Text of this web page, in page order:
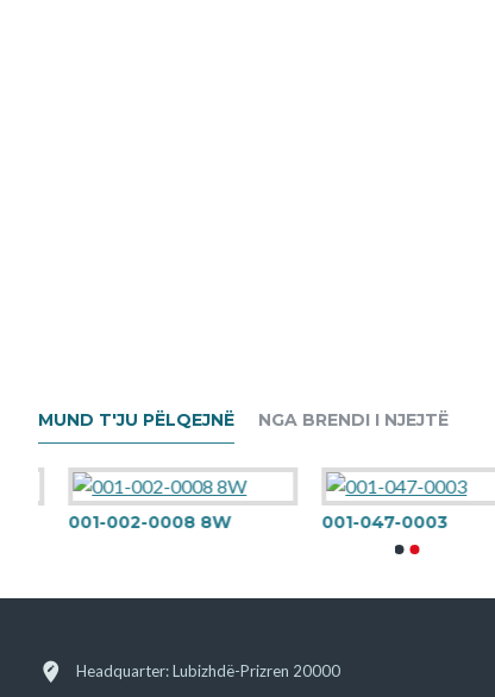
MUND T'JU PËLQEJNË NGA BRENDI I NJEJTË
001-002-0008 8W 001-047-0003
Headquarter: Lubizhdë-Prizren 20000